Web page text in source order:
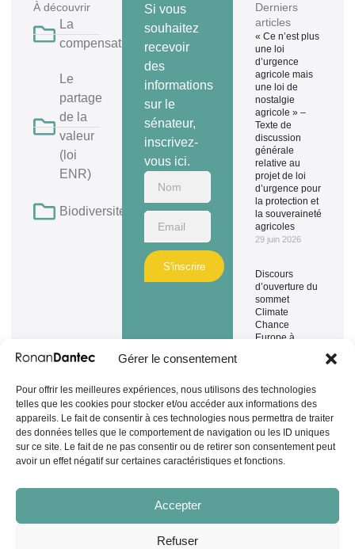
Gérer le consentement
Pour offrir les meilleures expériences, nous utilisons des technologies
telles que les cookies pour stocker et/ou accéder aux informations des
appareils. Le fait de consentir à ces technologies nous permettra de traiter
des données telles que le comportement de navigation ou les ID uniques
sur ce site. Le fait de ne pas consentir ou de retirer son consentement peut
avoir un effet négatif sur certaines caractéristiques et fonctions.
Accepter
Refuser
À découvrir
La
compensation
Le
partage
de la
valeur
(loi
ENR)
Biodiversité
Si vous
souhaitez
recevoir
des
informations
sur le
sénateur,
inscrivez-
vous ici.
S'inscrire
Derniers
articles
« Ce n’est plus
une loi
d’urgence
agricole mais
une loi de
nostalgie
agricole » –
Texte de
discussion
générale
relative au
projet de loi
d’urgence pour
la protection et
la souveraineté
agricoles
29 juin 2026
Discours
d’ouverture du
sommet
Climate
Chance
Europe à
« Allez-vous
rappeler
officiellement
à Canal+ ses
obligations
contractuelles
cinéma
propos du